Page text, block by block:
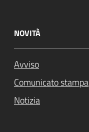
NOVITÀ
Avviso
Comunicato stampa
Notizia